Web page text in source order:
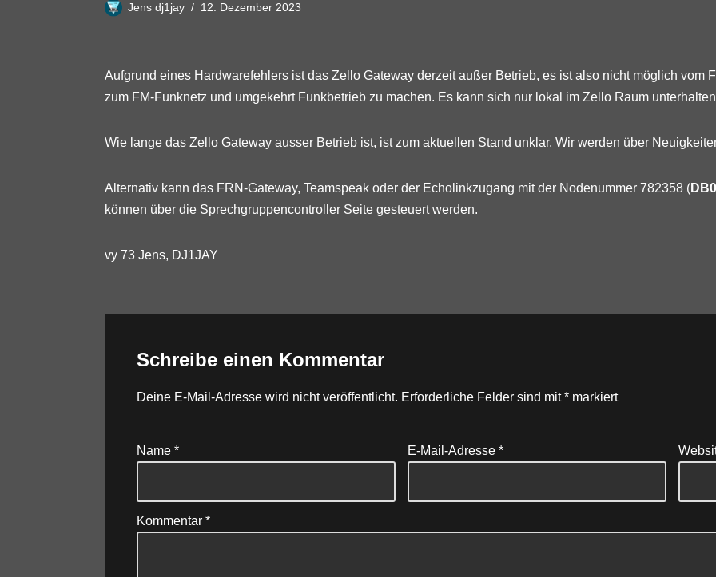
Jens dj1jay 12. Dezember 2023
Aufgrund eines Hardwarefehlers ist das Zello Gateway derzeit außer Betrieb, es ist also nicht möglich vom
zum FM-Funknetz und umgekehrt Funkbetrieb zu machen. Es kann sich nur lokal im Zello Raum
Wie lange das Zello Gateway ausser Betrieb ist, ist zum aktuellen Stand unklar. Wir werden über
Alternativ kann das FRN-Gateway, Teamspeak oder der Echolinkzugang mit der Nodenummer 782358 (
können über die Sprechgruppencontroller Seite gesteuert werden.
vy 73 Jens, DJ1JAY
Schreibe einen Kommentar
Deine E-Mail-Adresse wird nicht veröffentlicht. Erforderliche Felder sind mit* markiert
Name* E-Mail-Adresse*
Kommentar*